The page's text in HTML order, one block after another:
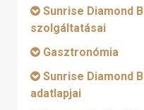
Sunrise Diamond
szolgáltatásai
Gasztronómia
Sunrise Diamond
adatlapjai